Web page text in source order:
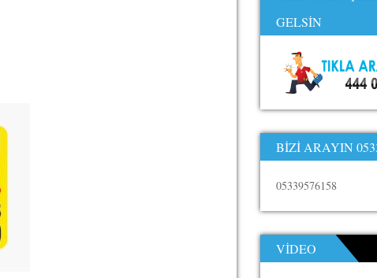
GELSIN
BIZI ARAYIN
05339576158
VIDEO